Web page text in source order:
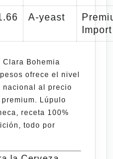
A-yeast
Import
Clara Bohemia
ofrece el nivel
nacional al precio
Lúpulo
receta 100%
todo por